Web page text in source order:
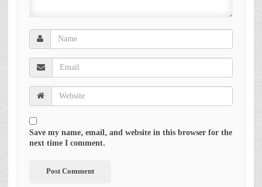
Save my name, email, and website in this browser for the
next time I comment.